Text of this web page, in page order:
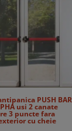
PUSH BAR
usi 2 canate
3 puncte fara
cu cheie